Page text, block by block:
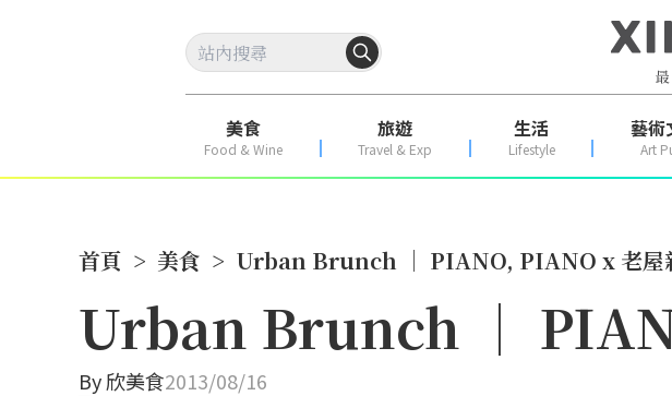
美食
Food & Wine
旅遊
Travel & Exp
生活
Lifestyle
藝術
Art
首頁 > 美食 > Urban Brunch │ PIANO, PIANO x 老屋
Urban Brunch │
By欣美食2013/08/16